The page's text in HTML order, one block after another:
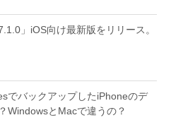
」iOS向け最新版をリリース。
でバックアップしたiPhoneのデ
WindowsとMacで違うの？